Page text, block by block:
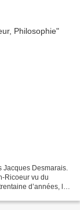
Desmarais.
Ricoeur vu du
d’années, le